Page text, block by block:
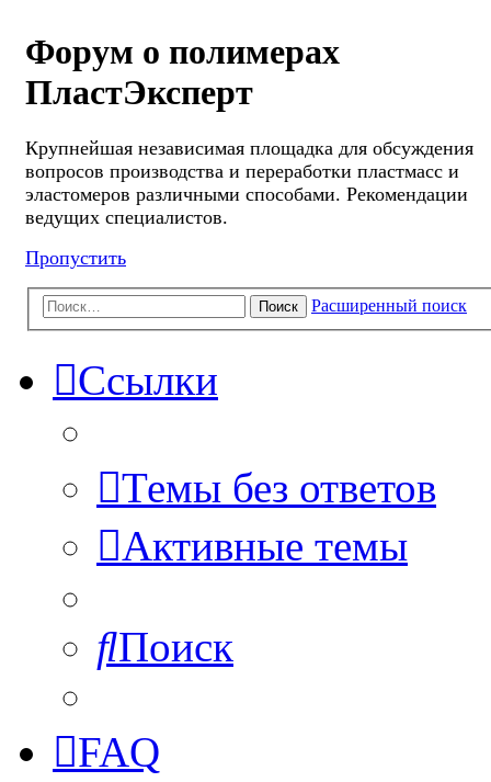
Форум о полимерах
ПластЭксперт
Крупнейшая независимая площадка для обсуждения
вопросов производства и переработки пластмасс и
эластомеров различными способами. Рекомендации
ведущих специалистов.
Пропустить
Поиск Расширенный поиск
Ссылки
Темы без ответов
Активные темы
Поиск
FAQ